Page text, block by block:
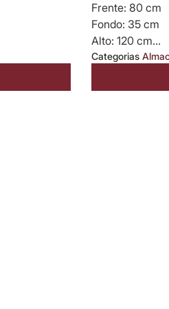
Frente: 80 cm
Fondo: 35 cm
Alto: 120 cm...
Categorias